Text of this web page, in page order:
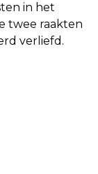
in het
twee raakten
verliefd.